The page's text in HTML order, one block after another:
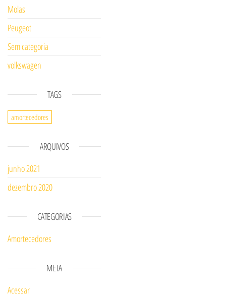
Molas
Peugeot
Sem categoria
volkswagen
TAGS
amortecedores
ARQUIVOS
junho 2021
dezembro 2020
CATEGORIAS
Amortecedores
META
Acessar